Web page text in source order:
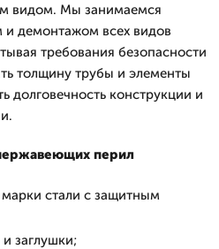
видом. Мы занимаемся
и демонтажом всех видов
требования безопасности
толщину трубы и элементы
долговечность конструкции и
перил
стали с защитным
заглушки;